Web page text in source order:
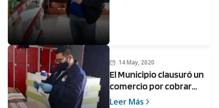
14 May, 2020
El Municipio clausuró un
comercio por cobrar
recargo por el uso de la
Leer Más